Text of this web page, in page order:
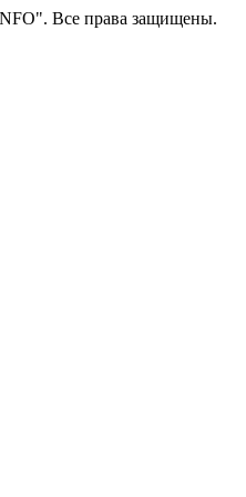
Все права защищены.